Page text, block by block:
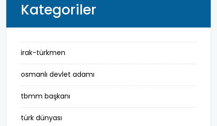
Kategoriler
irak-türkmen
osmanlı devlet adamı
tbmm başkanı
türk dünyası